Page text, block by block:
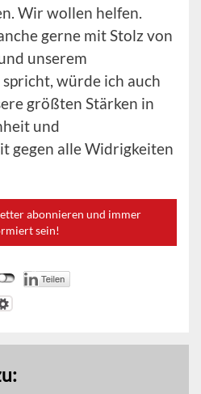
Wir wollen helfen.
gerne mit Stolz von
unserem
würde ich auch
größten Stärken in
und
gegen alle Widrigkeiten
abonnieren und immer
sein!